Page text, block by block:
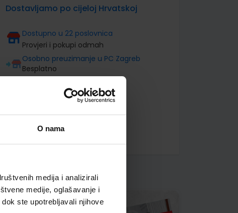
O nama
medija i analizirali
medije, oglašavanje i
ste upotrebljavali njihove
Dostavljamo po cijeloj Hrvatskoj
Dostupno u 22 poslovnica
Provjeri i pokupi odmah
Osobno preuzimanje u PC Zagreb
Besplatno